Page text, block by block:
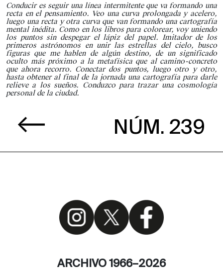
Conducir es seguir una línea intermitente que va formando una
recta en el pensamiento. Veo una curva prolongada y acelero,
luego una recta y otra curva que van formando una cartografía
mental inédita. Como en los libros para colorear, voy uniendo
los puntos sin despegar el lápiz del papel. Imitador de los
primeros astrónomos en unir las estrellas del cielo, busco
figuras que me hablen de algún destino, de un significado
oculto más próximo a la metafísica que al camino-concreto
que ahora recorro. Conectar dos puntos, luego otro y otro,
hasta obtener al final de la jornada una cartografía para darle
relieve a los sueños. Conduzco para trazar una cosmología
personal de la ciudad.
NÚM. 239
ARCHIVO 1966–2026